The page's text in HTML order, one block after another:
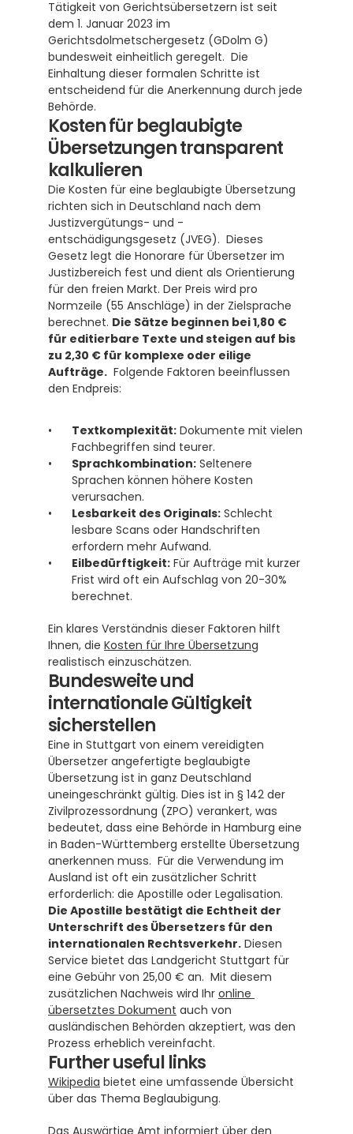
Tätigkeit von Gerichtsübersetzern ist seit
dem 1. Januar 2023 im
Gerichtsdolmetschergesetz (GDolm G)
bundesweit einheitlich geregelt.  Die
Einhaltung dieser formalen Schritte ist
entscheidend für die Anerkennung durch jede
Behörde.
Kosten für beglaubigte
Übersetzungen transparent
kalkulieren
Die Kosten für eine beglaubigte Übersetzung
richten sich in Deutschland nach dem
Justizvergütungs- und -
entschädigungsgesetz (JVEG).  Dieses
Gesetz legt die Honorare für Übersetzer im
Justizbereich fest und dient als Orientierung
für den freien Markt. Der Preis wird pro
Normzeile (55 Anschläge) in der Zielsprache
berechnet. Die Sätze beginnen bei 1,80 €
für editierbare Texte und steigen auf bis
zu 2,30 € für komplexe oder eilige
Aufträge.
  Folgende Faktoren beeinflussen
den Endpreis:
Textkomplexität: Dokumente mit vielen
Fachbegriffen sind teurer.
Sprachkombination: Seltenere
Sprachen können höhere Kosten
verursachen.
Lesbarkeit des Originals: Schlecht
lesbare Scans oder Handschriften
erfordern mehr Aufwand.
Eilbedürftigkeit: Für Aufträge mit kurzer
Frist wird oft ein Aufschlag von 20-30%
berechnet.
Ein klares Verständnis dieser Faktoren hilft
Ihnen, die Kosten für Ihre Übersetzung
realistisch einzuschätzen.
Bundesweite und
internationale Gültigkeit
sicherstellen
Eine in Stuttgart von einem vereidigten
Übersetzer angefertigte beglaubigte
Übersetzung ist in ganz Deutschland
uneingeschränkt gültig. Dies ist in § 142 der
Zivilprozessordnung (ZPO) verankert, was
bedeutet, dass eine Behörde in Hamburg eine
in Baden-Württemberg erstellte Übersetzung
anerkennen muss.  Für die Verwendung im
Ausland ist oft ein zusätzlicher Schritt
Die Apostille bestätigt die Echtheit der
Unterschrift des Übersetzers für den
internationalen Rechtsverkehr. Diesen
Service bietet das Landgericht Stuttgart für
eine Gebühr von 25,00 € an.  Mit diesem
zusätzlichen Nachweis wird Ihr online
übersetztes Dokument auch von
ausländischen Behörden akzeptiert, was den
Prozess erheblich vereinfacht.
Further useful links
Wikipedia bietet eine umfassende Übersicht
über das Thema Beglaubigung.
Das Auswärtige Amt informiert über den